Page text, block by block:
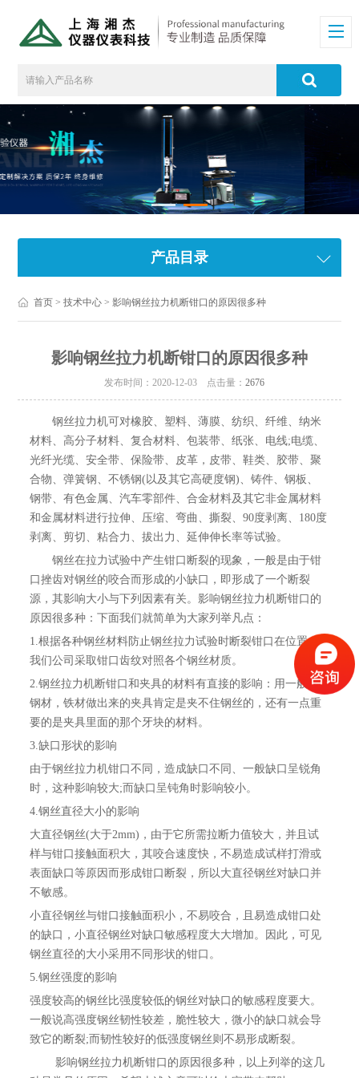
产品目录
首页 >技术中心 > 影响钢丝拉力机断钳口的原因很多种
影响钢丝拉力机断钳口的原因很多种
发布时间：2020-12-03 点击量： 2676
钢丝拉力机可对橡胶、塑料、薄膜、纺织、纤维、纳米
材料、高分子材料、复合材料、包装带、纸张、电线;电缆、
光纤光缆、安全带、保险带、皮革，皮带、鞋类、胶带、聚
合物、弹簧钢、不锈钢(以及其它高硬度钢)、铸件、钢板、
钢带、有色金属、汽车零部件、合金材料及其它非金属材料
和金属材料进行拉伸、压缩、弯曲、撕裂、90度剥离、180度
剥离、剪切、粘合力、拔出力、延伸伸长率等试验。
钢丝在拉力试验中产生钳口断裂的现象，一般是由于钳
口挫齿对钢丝的咬合而形成的小缺口，即形成了一个断裂
源，其影响大小与下列因素有关。影响钢丝拉力机断钳口的
原因很多种：下面我们就简单为大家列举凡点：
1.根据各种钢丝材料防止钢丝拉力试验时断裂钳口在位置，
我们公司采取钳口齿纹对照各个钢丝材质。
2.钢丝拉力机断钳口和夹具的材料有直接的影响：用一般的
钢材，铁材做出来的夹具肯定是夹不住钢丝的，还有一点重
要的是夹具里面的那个牙块的材料。
3.缺口形状的影响
由于钢丝拉力机钳口不同，造成缺口不同、一般缺口呈锐角
时，这种影响较大;而缺口呈钝角时影响较小。
4.钢丝直径大小的影响
大直径钢丝(大于2mm)，由于它所需拉断力值较大，并且试
样与钳口接触面积大，其咬合速度快，不易造成试样打滑或
表面缺口等原因而形成钳口断裂，所以大直径钢丝对缺口并
不敏感。
小直径钢丝与钳口接触面积小，不易咬合，且易造成钳口处
的缺口，小直径钢丝对缺口敏感程度大大增加。因此，可见
钢丝直径的大小采用不同形状的钳口。
5.钢丝强度的影响
强度较高的钢丝比强度较低的钢丝对缺口的敏感程度要大。
一般说高强度钢丝韧性较差，脆性较大，微小的缺口就会导
致它的断裂;而韧性较好的低强度钢丝则不易形成断裂。
影响钢丝拉力机断钳口的原因很多种，以上列举的这几